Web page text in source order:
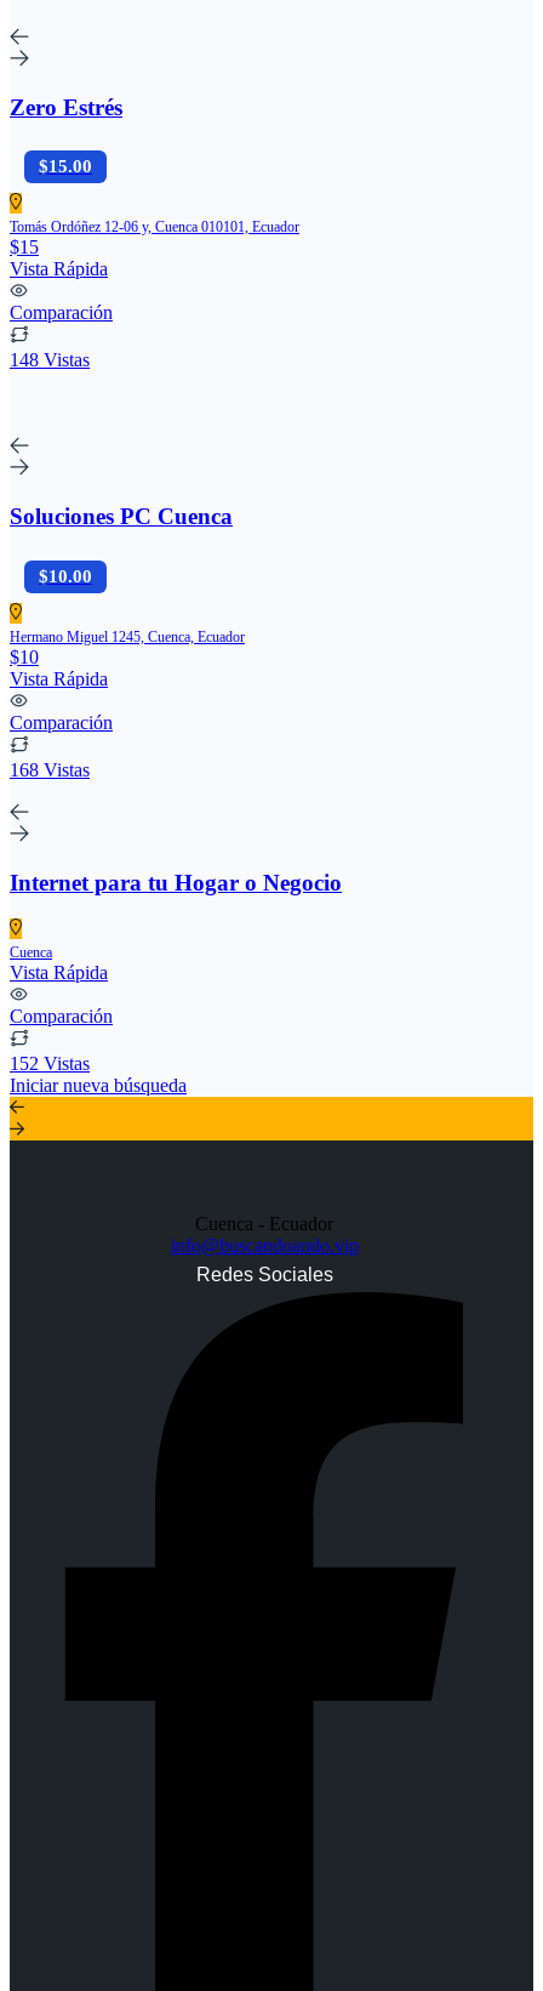
Zero Estrés
$15.00
Tomás Ordóñez 12-06 y, Cuenca 010101, Ecuador
$15
Vista Rápida
Comparación
148 Vistas
Soluciones PC Cuenca
$10.00
Hermano Miguel 1245, Cuenca, Ecuador
$10
Vista Rápida
Comparación
168 Vistas
Internet para tu Hogar o Negocio
Cuenca
Vista Rápida
Comparación
152 Vistas
Iniciar nueva búsqueda
Cuenca - Ecuador
info@buscandoando.vip
Redes Sociales